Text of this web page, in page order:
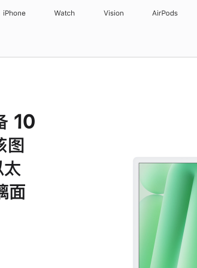
iPhone Watch Vision AirPods
10
图
面